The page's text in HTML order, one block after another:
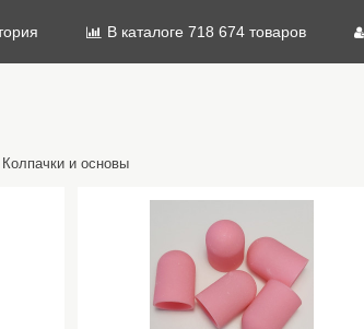
В каталоге 718 674 товаров
Колпачки и основы